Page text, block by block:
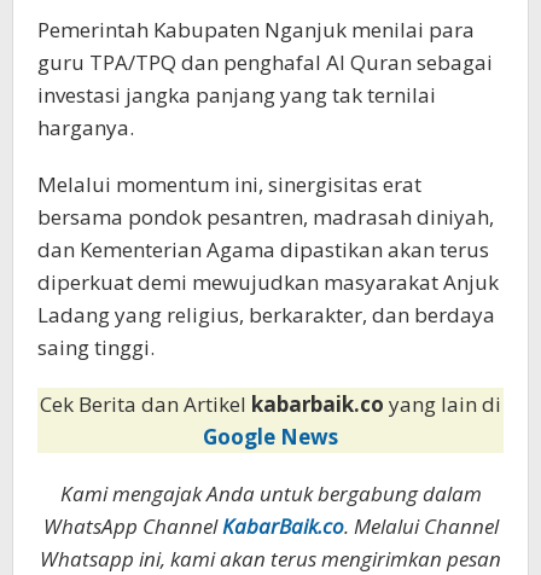
Pemerintah Kabupaten Nganjuk menilai para
guru TPA/TPQ dan penghafal Al Quran sebagai
investasi jangka panjang yang tak ternilai
harganya.
Melalui momentum ini, sinergisitas erat
bersama pondok pesantren, madrasah diniyah,
dan Kementerian Agama dipastikan akan terus
diperkuat demi mewujudkan masyarakat Anjuk
Ladang yang religius, berkarakter, dan berdaya
saing tinggi.
Cek Berita dan Artikel kabarbaik.co yang lain di
Google News
Kami mengajak Anda untuk bergabung dalam
WhatsApp ChannelKabarBaik.co. Melalui Channel
Whatsapp ini, kami akan terus mengirimkan pesan